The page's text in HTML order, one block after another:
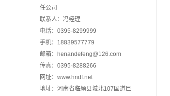
任公司
联系人：冯经理
电话：0395-8299999
手机：18839577779
邮箱：
henandefeng@126.com
传真：0395-8288266
网址： www.hndf.net
地址：河南省临颍县城北107国道巨